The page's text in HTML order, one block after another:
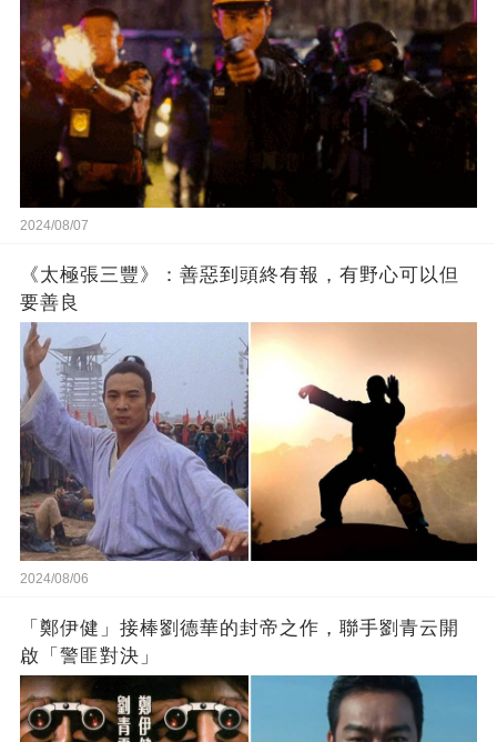
2024/08/07
《太極張三豐》：善惡到頭終有報，有野心可以但
要善良
2024/08/06
「鄭伊健」接棒劉德華的封帝之作，聯手劉青云開
啟「警匪對決」